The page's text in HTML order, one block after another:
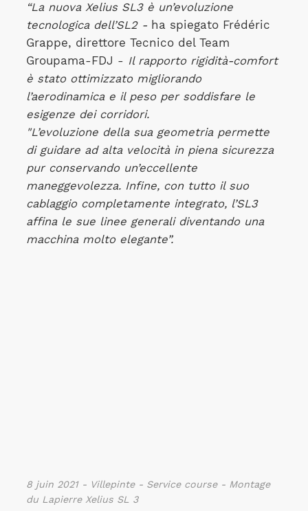
“La nuova Xelius SL3 è un’evoluzione
tecnologica dell’SL2 - ha spiegato Frédéric
Grappe, direttore Tecnico del Team
Groupama-FDJ - Il rapporto rigidità-comfort
è stato ottimizzato migliorando
l’aerodinamica e il peso per soddisfare le
esigenze dei corridori.
"L’evoluzione della sua geometria permette
di guidare ad alta velocità in piena sicurezza
pur conservando un’eccellente
maneggevolezza. Infine, con tutto il suo
cablaggio completamente integrato, l’SL3
affina le sue linee generali diventando una
macchina molto elegante”.
8 juin 2021 - Villepinte - Service course - Montage
du Lapierre Xelius SL 3